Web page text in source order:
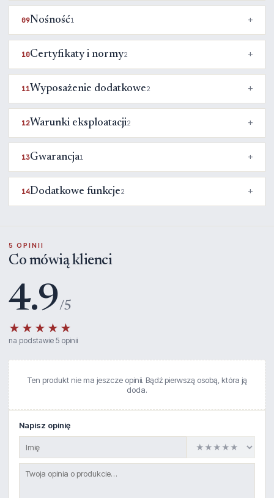
09Nośność1
10Certyfikaty i normy2
11Wyposażenie dodatkowe2
12Warunki eksploatacji2
13Gwarancja1
14Dodatkowe funkcje2
5 OPINII
Co mówią klienci
4.9/5
★★★★★
na podstawie 5 opinii
Ten produkt nie ma jeszcze opinii. Bądź pierwszą osobą, która ją
doda.
Napisz opinię